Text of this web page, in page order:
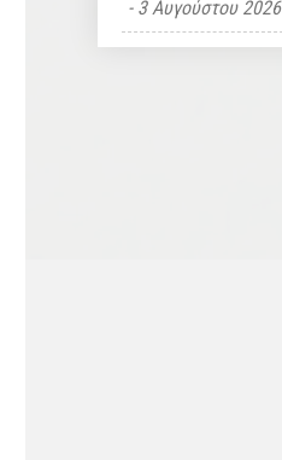
3 Αυγούστου 2026